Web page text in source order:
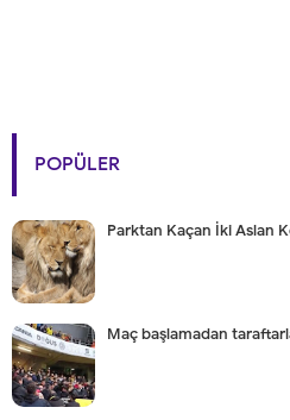
POPÜLER
Parktan Kaçan İki Aslan
Maç başlamadan